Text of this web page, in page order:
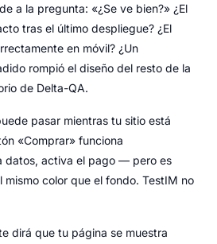
a la pregunta: «¿Se ve bien?» ¿El
tras el último despliegue? ¿El
en móvil? ¿Un
rompió el diseño del resto de la
de Delta-QA.
pasar mientras tu sitio está
«Comprar» funciona
datos, activa el pago — pero es
mismo color que el fondo. TestIM no
dirá que tu página se muestra